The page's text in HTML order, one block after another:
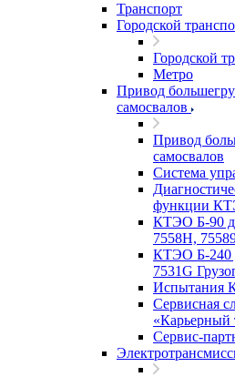
Транспорт
Городской
Городской
Метро
Привод
самосвалов
Привод
самосвалов
Система
функции
КТЭО Б-90
7558H,
КТЭО Б-240
7531G
Испытания
Сервисная
«Карьерный
Сервис-